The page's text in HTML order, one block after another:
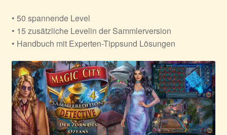
• 50 spannende Level
• 15 zusätzliche Levelin der Sammlerversion
• Handbuch mit Experten-Tippsund Lösungen